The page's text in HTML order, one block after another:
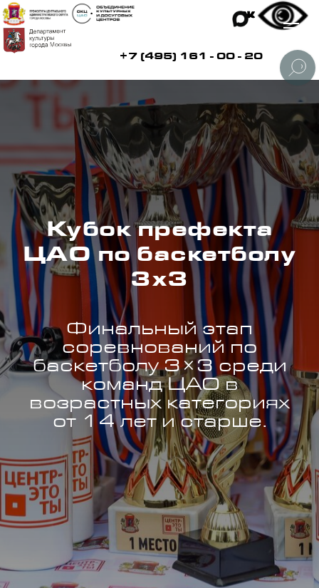
Кубок префекта
ЦАО по баскетболу
3х3
Финальный этап
соревнований по
баскетболу 3×3 среди
команд ЦАО в
возрастных категориях
от 14 лет и старше.